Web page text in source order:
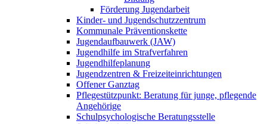
Förderung Jugendarbeit
Kinder- und Jugendschutzzentrum
Kommunale Präventionskette
Jugendaufbauwerk (JAW)
Jugendhilfe im Strafverfahren
Jugendhilfeplanung
Jugendzentren & Freizeiteinrichtungen
Offener Ganztag
Pflegestützpunkt: Beratung für junge, pflegende
Angehörige
Schulpsychologische Beratungsstelle